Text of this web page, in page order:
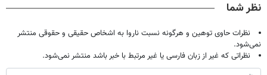
نظر شما
نظرات حاوی توهین و هرگونه نسبت ناروا به اشخاص حقیقی و حقوقی منتشر
نمی‌شود.
نظراتی که غیر از زبان فارسی یا غیر مرتبط با خبر باشد منتشر نمی‌شود.